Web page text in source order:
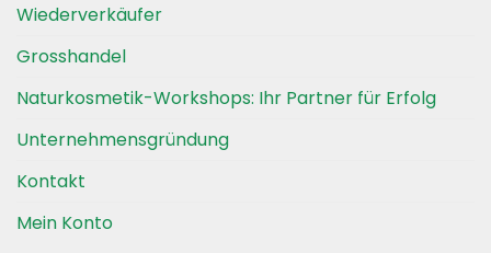
Varianten
Die
Optionen
auf
Wiederverkäufer
Grosshandel
Naturkosmetik-Workshops: Ihr Partner für Erfolg
Unternehmensgründung
Kontakt
Mein Konto